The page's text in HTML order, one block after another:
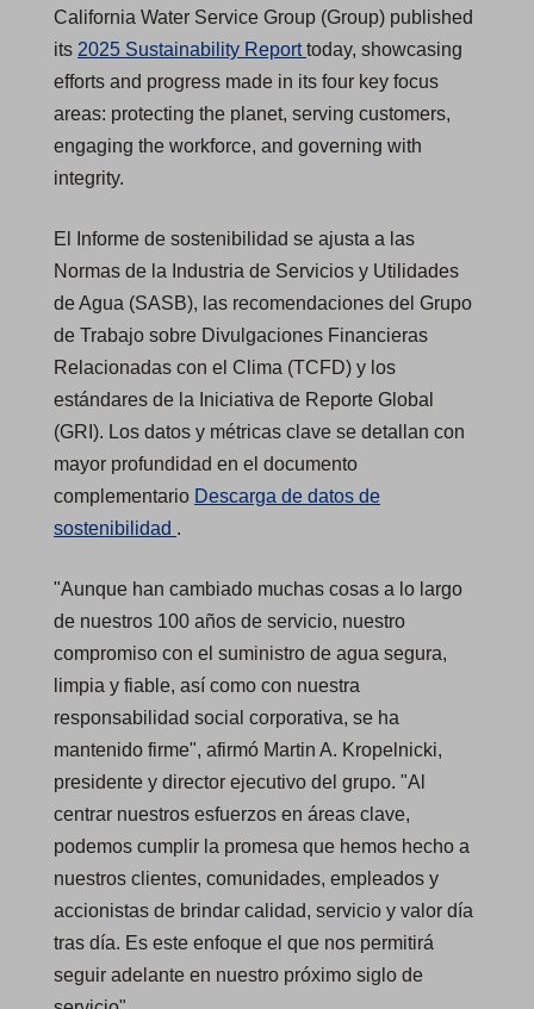
California Water Service Group (Group) published
its 2025 Sustainability Report (
O
p
e
i
n
a
n
e
w
t
a
b
today, showcasing
efforts and progress made in its four key focus
areas: protecting the planet, serving customers,
engaging the workforce, and governing with
integrity.
El Informe de sostenibilidad se ajusta a las
Normas de la Industria de Servicios y Utilidades
de Agua (SASB), las recomendaciones del Grupo
de Trabajo sobre Divulgaciones Financieras
Relacionadas con el Clima (TCFD) y los
estándares de la Iniciativa de Reporte Global
(GRI). Los datos y métricas clave se detallan con
mayor profundidad en el documento
complementario Descarga de datos de
sostenibilidad
p
e
n
s
i
n
a
n
e
w
a
b
.
"Aunque han cambiado muchas cosas a lo largo
de nuestros 100 años de servicio, nuestro
compromiso con el suministro de agua segura,
limpia y fiable, así como con nuestra
responsabilidad social corporativa, se ha
mantenido firme", afirmó Martin A. Kropelnicki,
presidente y director ejecutivo del grupo. "Al
centrar nuestros esfuerzos en áreas clave,
podemos cumplir la promesa que hemos hecho a
nuestros clientes, comunidades, empleados y
accionistas de brindar calidad, servicio y valor día
tras día. Es este enfoque el que nos permitirá
seguir adelante en nuestro próximo siglo de